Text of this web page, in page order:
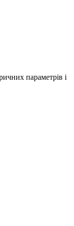
параметрів і